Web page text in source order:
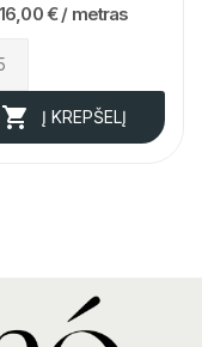
16,00 € / metras
 Į KREPŠELĮ